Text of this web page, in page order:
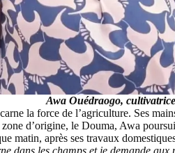
Awa Ouédraogo,
la force de l’agriculture. Ses
d’origine, le Douma, Awa
matin, après ses travaux
dans les champs et je demande